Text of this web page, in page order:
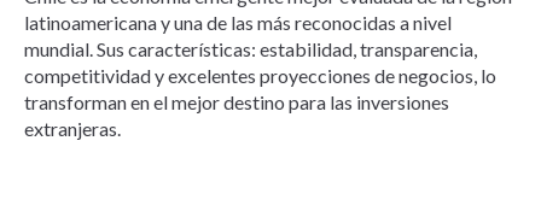
latinoamericana y una de las más reconocidas a nivel
mundial. Sus características: estabilidad, transparencia,
competitividad y excelentes proyecciones de negocios, lo
transforman en el mejor destino para las inversiones
extranjeras.